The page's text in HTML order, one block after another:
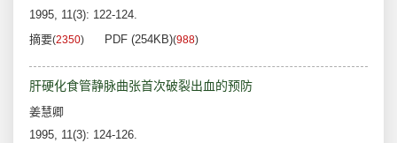
1995, 11(3): 122-124.
摘要(2350) PDF (254KB)(988)
肝硬化食管静脉曲张首次破裂出血的预防
姜慧卿
1995, 11(3): 124-126.